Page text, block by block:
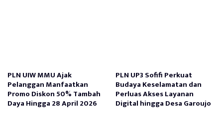
PLN UIW MMU Ajak
Pelanggan Manfaatkan
Promo Diskon 50% Tambah
Daya Hingga 28 April 2026
PLN UP3 Sofifi Perkuat
Budaya Keselamatan dan
Perluas Akses Layanan
Digital hingga Desa Garoujo